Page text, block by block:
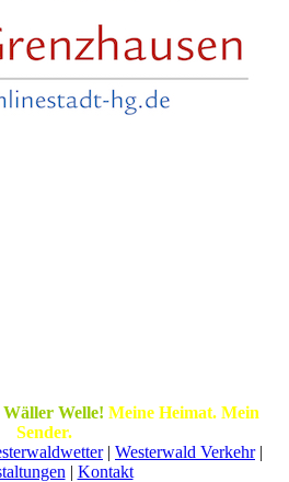
Welle! Meine Heimat. Mein
Sender.
| Westerwald Verkehr|
| Kontakt